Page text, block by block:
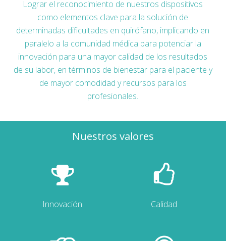
Lograr el reconocimiento de nuestros dispositivos
como elementos clave para la solución de
determinadas dificultades en quirófano, implicando en
paralelo a la comunidad médica para potenciar la
innovación para una mayor calidad de los resultados
de su labor, en términos de bienestar para el paciente y
de mayor comodidad y recursos para los
profesionales.
Nuestros valores
Innovación Calidad